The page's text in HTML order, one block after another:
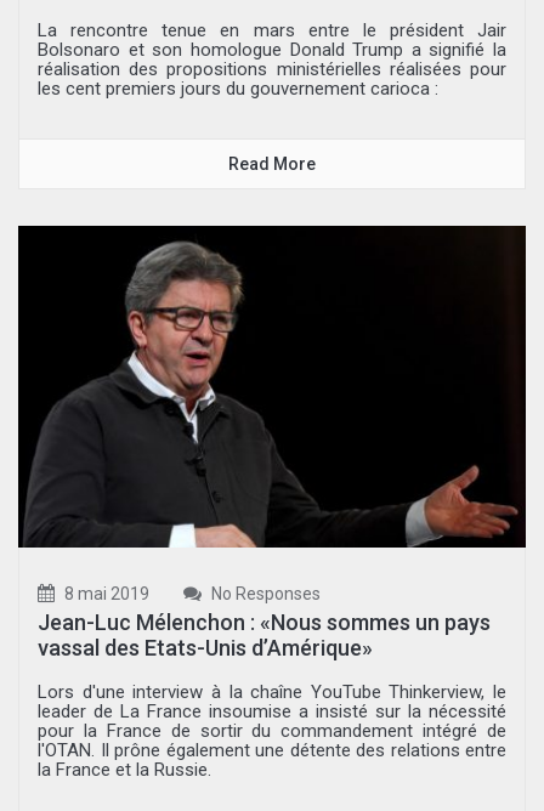
La rencontre tenue en mars entre le président Jair
Bolsonaro et son homologue Donald Trump a signifié la
réalisation des propositions ministérielles réalisées pour
les cent premiers jours du gouvernement carioca :
Read More
8 mai 2019 No Responses
Jean-Luc Mélenchon : «Nous sommes un pays
vassal des Etats-Unis d’Amérique»
Lors d'une interview à la chaîne YouTube Thinkerview, le
leader de La France insoumise a insisté sur la nécessité
pour la France de sortir du commandement intégré de
l'OTAN. Il prône également une détente des relations entre
la France et la Russie.